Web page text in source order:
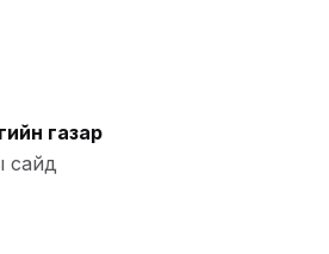
газар
сайд